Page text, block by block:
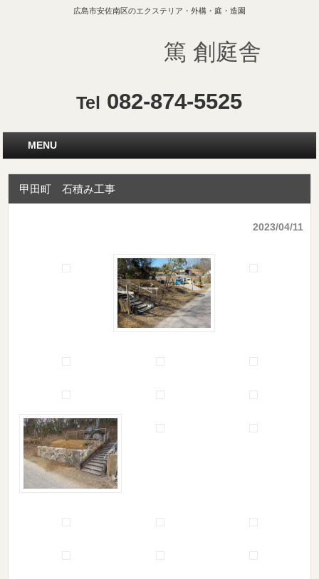
広島市安佐南区のエクステリア・外構・庭・造園
篤 創庭舎
Tel 082-874-5525
MENU
甲田町 石積み工事
2023/04/11